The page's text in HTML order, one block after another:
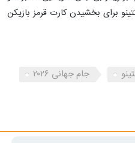
برای بخشیدن کارت قرمز بازیکن
جام جهانی ۲۰۲۶